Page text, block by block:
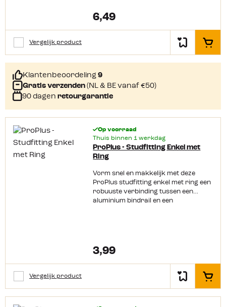
wordt geleverd zonder bind en/of sjor
oog. Productkenmerken: Lengte 30
cm Breeklast 500 kg Exclusief
bevestigingsmateriaal Te monteren
6,49
Vergelijk product In het
Klantenbeoordeling 9
Gratis verzenden (NL & BE vanaf €50)
90 dagen retourgarantie
Op voorraad
Thuis binnen 1 werkdag
ProPlus - Studfitting Enkel met
Ring
Vorm snel en makkelijk met deze
ProPlus studfitting enkel met ring een
robuuste verbinding tussen een
aluminium bindrail en een
3,99
Vergelijk product In het